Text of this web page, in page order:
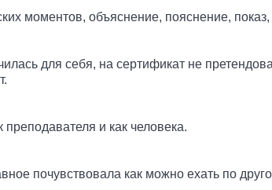
моментов, объяснение, пояснение,
для себя, на сертификат не
и как человека.
почувствовала как можно ехать по